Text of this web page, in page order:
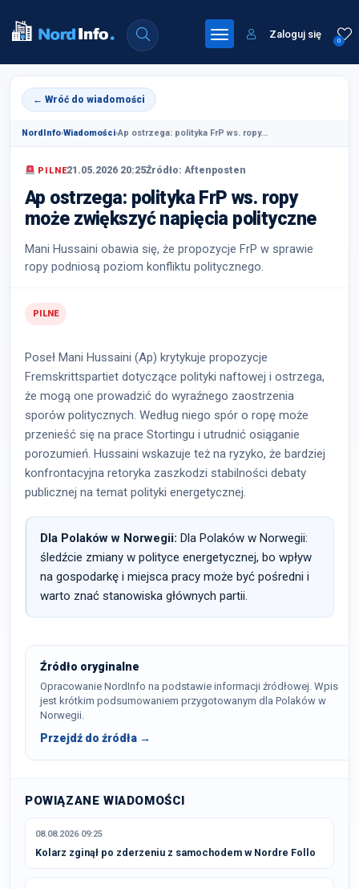
0
Zaloguj się
← Wróć do wiadomości
NordInfo›Wiadomości›Ap ostrzega: polityka FrP ws. ropy...
PILNE21.05.2026 20:25Źródło: Aftenposten
Ap ostrzega: polityka FrP ws. ropy
może zwiększyć napięcia polityczne
Mani Hussaini obawia się, że propozycje FrP w sprawie
ropy podniosą poziom konfliktu politycznego.
PILNE
Poseł Mani Hussaini (Ap) krytykuje propozycje
Fremskrittspartiet dotyczące polityki naftowej i ostrzega,
że mogą one prowadzić do wyraźnego zaostrzenia
sporów politycznych. Według niego spór o ropę może
przenieść się na prace Stortingu i utrudnić osiąganie
porozumień. Hussaini wskazuje też na ryzyko, że bardziej
konfrontacyjna retoryka zaszkodzi stabilności debaty
publicznej na temat polityki energetycznej.
Dla Polaków w Norwegii: Dla Polaków w Norwegii:
śledźcie zmiany w polityce energetycznej, bo wpływ
na gospodarkę i miejsca pracy może być pośredni i
warto znać stanowiska głównych partii.
Źródło oryginalne
Opracowanie NordInfo na podstawie informacji źródłowej. Wpis
jest krótkim podsumowaniem przygotowanym dla Polaków w
Norwegii.
Przejdź do źródła →
POWIĄZANE WIADOMOŚCI
08.08.2026 09:25
Kolarz zginął po zderzeniu z samochodem w Nordre Follo